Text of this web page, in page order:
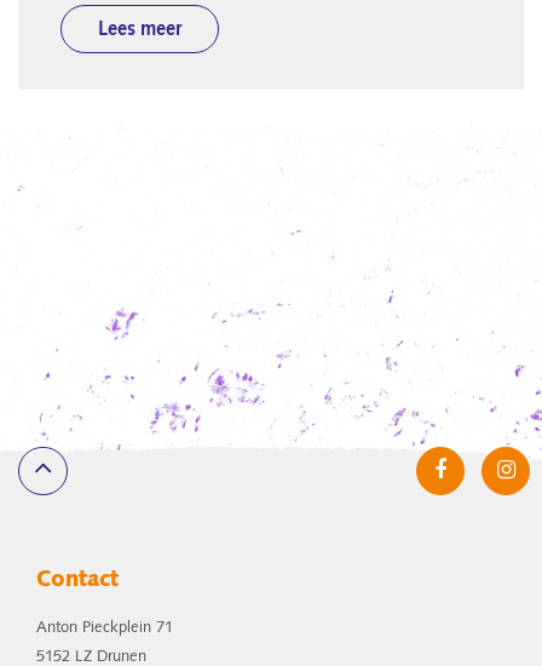
Lees meer
Contact
Anton Pieckplein 71
5152 LZ Drunen